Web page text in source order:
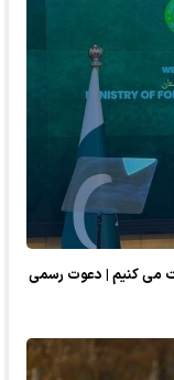
می کنیم | دعوت رسمی